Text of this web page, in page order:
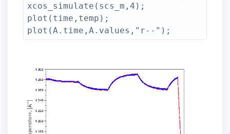
xcos_simulate(scs_m,4);
plot(time,temp);